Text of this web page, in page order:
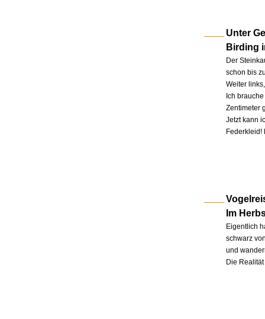
Unter
Birding
Der
schon bis
Weiter
Ich
Zentimeter
Jetzt kann
Im
Eigentlich
schwarz
und
Die